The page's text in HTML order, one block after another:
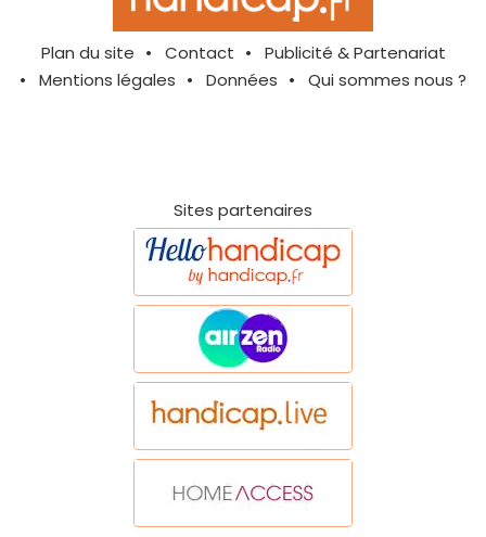
Plan du site Contact
Publicité & Partenariat
Mentions légales
Données Qui sommes nous ?
Sites partenaires